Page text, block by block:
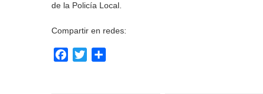
de la Policía Local.
Compartir en redes:
Facebook
Twitter